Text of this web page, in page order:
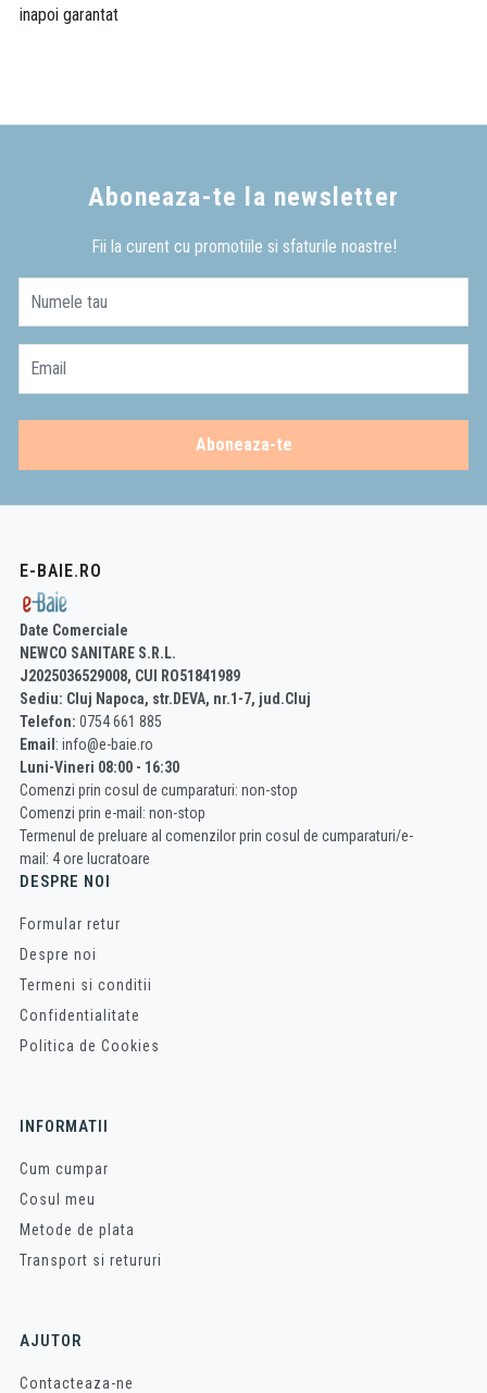
inapoi garantat
Aboneaza-te la newsletter
Fii la curent cu promotiile si sfaturile noastre!
Numele tau
Email
Aboneaza-te
E-BAIE.RO
Date Comerciale
NEWCO SANITARE S.R.L.
J2025036529008, CUI RO51841989
Sediu: Cluj Napoca, str.DEVA, nr.1-7, jud.Cluj
Telefon: 0754 661 885
Email : info@e-baie.ro
Luni-Vineri 08:00 - 16:30
Comenzi prin cosul de cumparaturi: non-stop
Comenzi prin e-mail: non-stop
Termenul de preluare al comenzilor prin cosul de cumparaturi/e-
mail: 4 ore lucratoare
DESPRE NOI
Formular retur
Despre noi
Termeni si conditii
Confidentialitate
Politica de Cookies
INFORMATII
Cum cumpar
Cosul meu
Metode de plata
Transport si retururi
AJUTOR
Contacteaza-ne